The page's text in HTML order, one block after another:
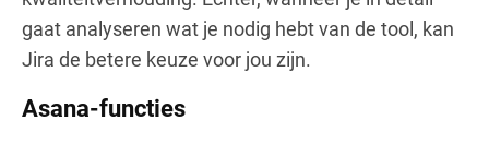
gaat analyseren wat je nodig hebt van de tool, kan
Jira de betere keuze voor jou zijn.
Asana-functies